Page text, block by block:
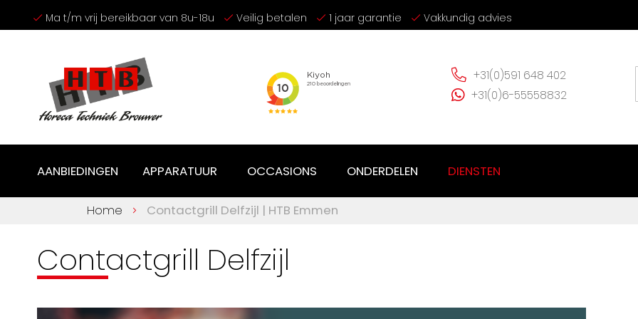
Ga
naar
Ma t/m vrij bereikbaar van 8u-18u Veilig betalen 1 jaar garantie Vakkundig advies
+31(0)591 648 402
+31(0)6-55558832
AANBIEDINGEN APPARATUUR OCCASIONS ONDERDELEN DIENSTEN
Home Contactgrill Delfzijl | HTB Emmen
Contactgrill Delfzijl